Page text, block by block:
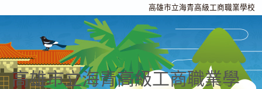
高雄市立海青高級工商職業學校
高雄市立海青高級工商職業學